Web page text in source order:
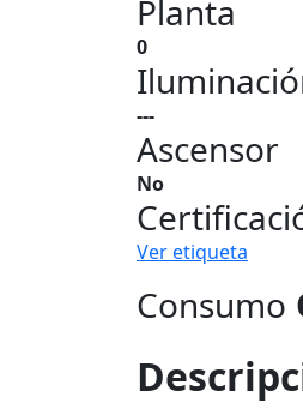
Planta
0
---
Ascensor
No
Ver etiqueta
Consumo